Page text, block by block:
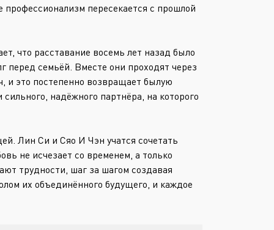
пересекается с прошлой
что расставание восемь лет назад было
перед семьёй. Вместе они проходят через
и это постепенно возвращает былую
надёжного партнёра, на которого
Лин Си и Сяо И Чэн учатся сочетать
не исчезает со временем, а только
трудности, шаг за шагом создавая
их объединённого будущего, и каждое